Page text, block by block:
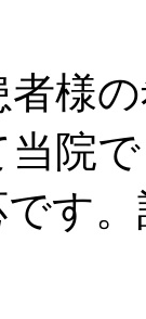
様
院
です